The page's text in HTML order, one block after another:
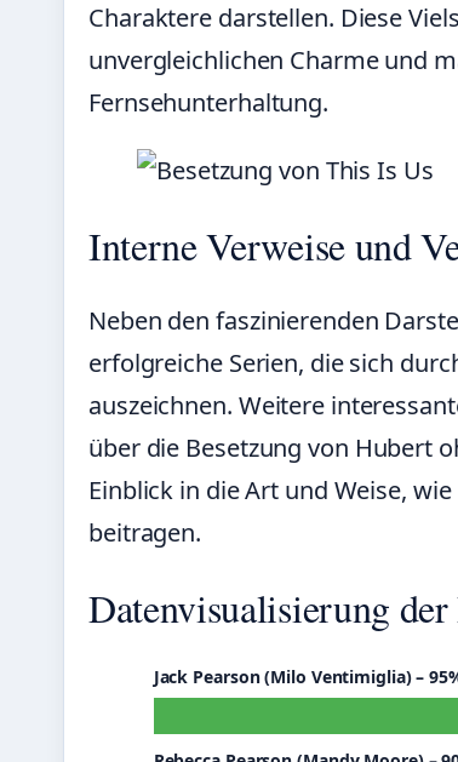
Charaktere darstellen. Diese
unvergleichlichen Charme und
Fernsehunterhaltung.
Interne Verweise und
Neben den faszinierenden
erfolgreiche Serien, die sich
auszeichnen. Weitere
über die Besetzung von Hubert
Einblick in die Art und Weise,
beitragen.
Datenvisualisierung
Jack Pearson (Milo Ventimiglia) –